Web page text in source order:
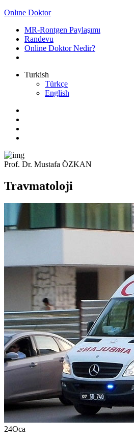
Onlıne Doktor
MR-Rontgen Paylaşımı
Randevu
Online Doktor Nedir?
Turkish
Türkçe
English
Prof. Dr. Mustafa ÖZKAN
Travmatoloji
24Oca